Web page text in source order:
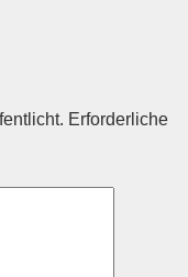
Erforderliche